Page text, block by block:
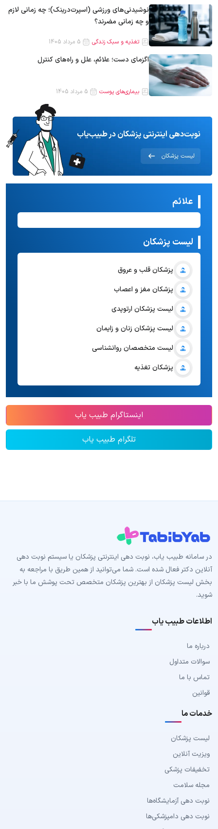
نوشیدنی‌های ورزشی (اسپرت‌درینک)؛ چه زمانی لازم
و چه زمانی مضرند؟
تغذیه و سبک زندگی
اگزمای دست؛ علائم، علل و راه‌های کنترل
بیماری‌های پوست
علائم
لیست پزشکان
پزشکان قلب و عروق
پزشکان مغز و اعصاب
لیست پزشکان ارتوپدی
لیست پزشکان زنان و زایمان
لیست متخصصان روانشناسی
پزشکان تغذیه
اینستاگرام طبیب یاب
تلگرام طبیب یاب
در سامانه طبیب‌ یاب، نوبت دهی اینترنتی پزشکان یا سیستم نوبت دهی
آنلاین دکتر فعال شده است. شما می‌توانید از همین طریق با مراجعه به
بخش لیست پزشکان از بهترین پزشکان متخصص تحت پوشش ما با خبر
شوید.
اطلاعات طبیب یاب
درباره ما
سوالات متداول
تماس با ما
قوانین
خدمات ما
لیست پزشکان
ویزیت آنلاین
تخفیفات پزشکی
مجله سلامت
نوبت دهی آزمایشگاه‌ها
نوبت دهی دامپزشکی‌ها